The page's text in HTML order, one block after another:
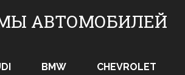
АВТОМОБИЛЕЙ
BMW CHEVROLET